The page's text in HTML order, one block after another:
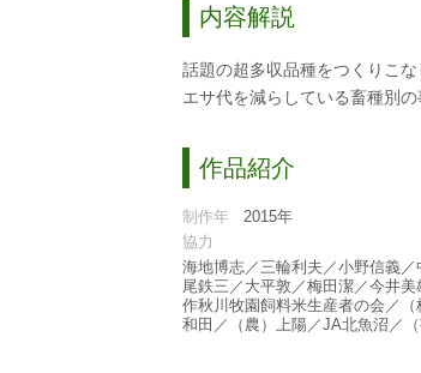
内容解説
話題の超多収品種をつくりこ
エサ代を減らしている畜種別
作品紹介
制作年
2015年
協力
海地博志／三輪利夫／小野信義
尾鉄三／大平敦／梅田潔／今井
作秋川牧園飼料米生産者の会／
和田／（農）上陽／JA北魚沼／